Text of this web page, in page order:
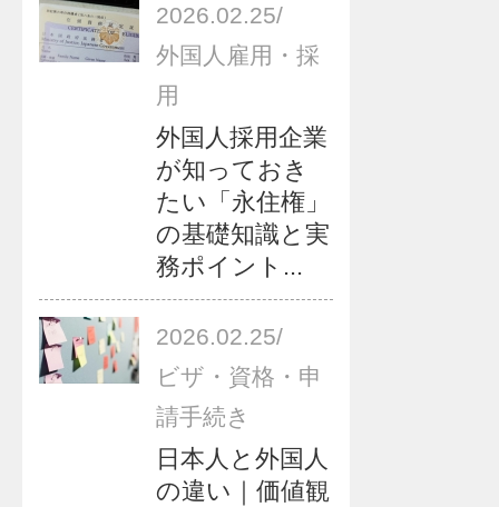
2026.02.25/
外国人雇用・採
用
外国人採用企業
が知っておき
たい「永住権」
の基礎知識と実
務ポイント...
2026.02.25/
ビザ・資格・申
請手続き
日本人と外国人
の違い｜価値観